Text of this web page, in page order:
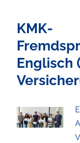
KMK-
Englisch